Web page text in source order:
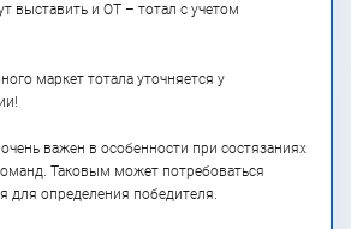
выставить и ОТ – тотал с учетом
маркет тотала уточняется у
очень важен в особенности при состязаниях
Таковым может потребоваться
для определения победителя.